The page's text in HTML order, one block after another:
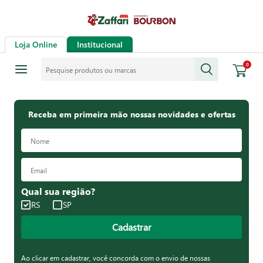
Loja Online Institucional
0
Receba em primeira mão nossas novidades e ofertas
Qual sua região?
RS SP
Cadastrar
Ao clicar em cadastrar, você concorda com o envio de nossas